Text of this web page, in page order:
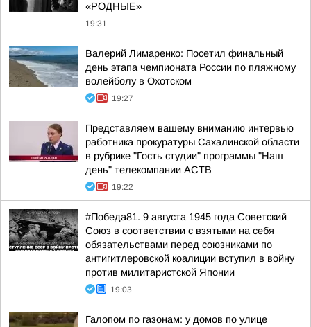
«РОДНЫЕ»
19:31
Валерий Лимаренко: Посетил финальный
день этапа чемпионата России по пляжному
волейболу в Охотском
19:27
Представляем вашему вниманию интервью
работника прокуратуры Сахалинской области
в рубрике "Гость студии" программы "Наш
день" телекомпании АСТВ
19:22
#Победа81. 9 августа 1945 года Советский
Союз в соответствии с взятыми на себя
обязательствами перед союзниками по
антигитлеровской коалиции вступил в войну
против милитаристской Японии
19:03
Галопом по газонам: у домов по улице